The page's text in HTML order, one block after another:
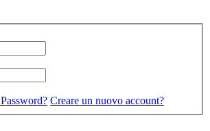
Creare un nuovo account?